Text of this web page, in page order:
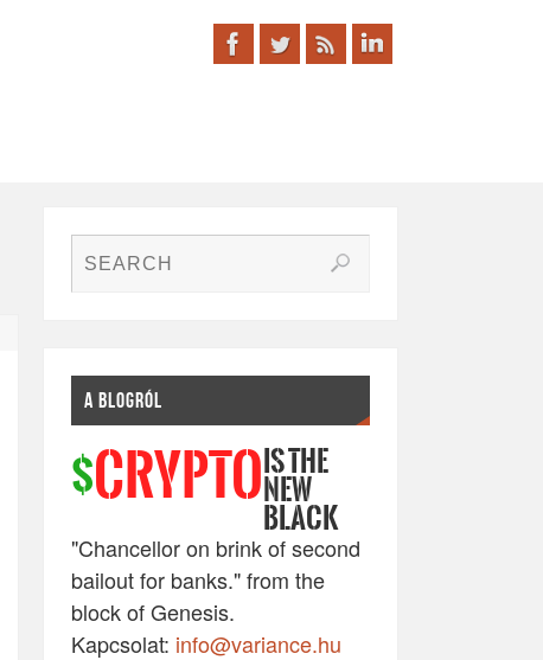
A BLOGRÓL
$CRYPTO IS THE
NEW
BLACK
"Chancellor on brink of second
bailout for banks." from the
block of Genesis.
Kapcsolat: info@variance.hu